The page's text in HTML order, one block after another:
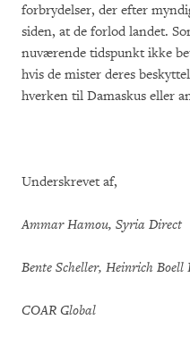
forbrydelser, der efter
siden, at de forlod landet.
nuværende tidspunkt ikke
hvis de mister deres
hverken til Damaskus eller
Underskrevet af,
Ammar Hamou, Syria Direct
Bente Scheller, Heinrich Boell
COAR Global